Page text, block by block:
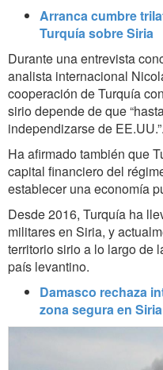
Arranca cumbre
Turquía sobre Siria
Durante una entrevista
analista internacional
cooperación de Turquía
sirio depende de que
independizarse de EE.UU.”.
Ha afirmado también que
capital financiero del
establecer una economía
Desde 2016, Turquía ha
militares en Siria, y
territorio sirio a lo largo de
país levantino.
Damasco rechaza
zona segura en Siria